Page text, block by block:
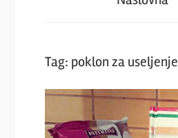
magareće
klupe
Tag: poklon za useljenje